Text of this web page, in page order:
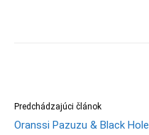
Predchádzajúci článok
Oranssi Pazuzu & Black Hole